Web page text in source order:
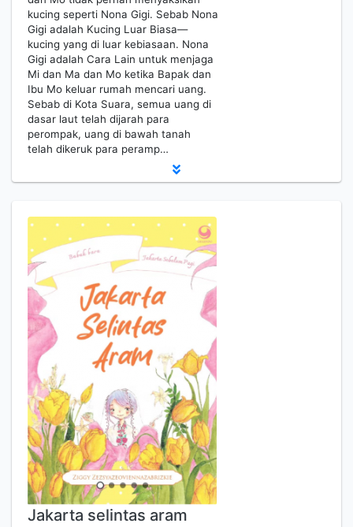
kucing seperti Nona Gigi. Sebab Nona
Gigi adalah Kucing Luar Biasa—
kucing yang di luar kebiasaan. Nona
Gigi adalah Cara Lain untuk menjaga
Mi dan Ma dan Mo ketika Bapak dan
Ibu Mo keluar rumah mencari uang.
Sebab di Kota Suara, semua uang di
dasar laut telah dijarah para
perompak, uang di bawah tanah
telah dikeruk para peramp…
Jakarta selintas aram